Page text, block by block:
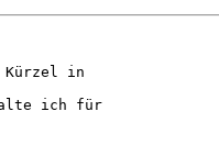
Kürzel in
halte ich für